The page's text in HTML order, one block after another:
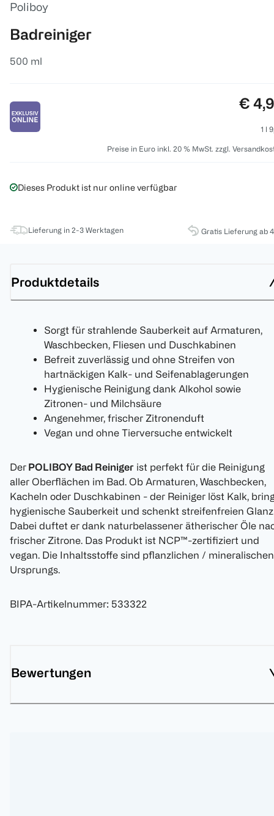
Poliboy
Badreiniger
500 ml
€
1 l
Preise in Euro inkl. 20 % MwSt. zzgl.
Dieses Produkt ist nur online verfügbar
Lieferung in 2-3 Werktagen Gratis Lieferung ab
Produktdetails
Sorgt für strahlende Sauberkeit auf Armaturen,
Waschbecken, Fliesen und Duschkabinen
Befreit zuverlässig und ohne Streifen von
hartnäckigen Kalk- und Seifenablagerungen
Hygienische Reinigung dank Alkohol sowie
Zitronen- und Milchsäure
Angenehmer, frischer Zitronenduft
Vegan und ohne Tierversuche entwickelt
Der POLIBOY Bad Reiniger ist perfekt für die Reinigung
aller Oberflächen im Bad. Ob Armaturen, Waschbecken,
Kacheln oder Duschkabinen - der Reiniger löst Kalk,
hygienische Sauberkeit und schenkt streifenfreien
Dabei duftet er dank naturbelassener ätherischer Öle
frischer Zitrone. Das Produkt ist NCP™-zertifiziert und
vegan. Die Inhaltsstoffe sind pflanzlichen / mineralischen
Ursprungs.
BIPA-Artikelnummer: 533322
Bewertungen